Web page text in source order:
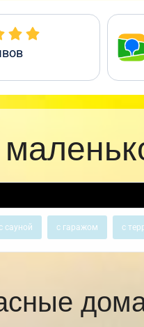
с сауной с гаражом с